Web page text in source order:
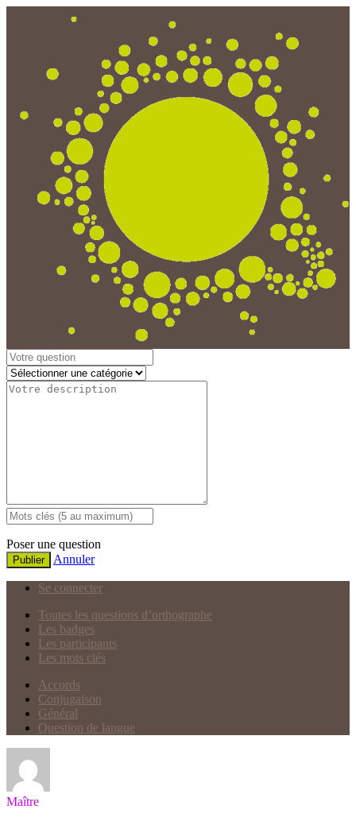
Poser une question
Publier Annuler
Se connecter
Toutes les questions d’orthographe
Les badges
Les participants
Les mots clés
Accords
Conjugaison
Général
Question de langue
Maître